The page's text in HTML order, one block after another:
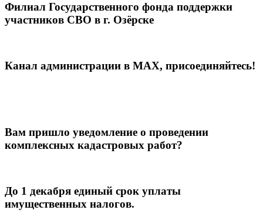
Филиал Государственного фонда поддержки
участников СВО в г. Озёрске
Канал администрации в МАХ, присоединяйтесь!
Вам пришло уведомление о проведении
комплексных кадастровых работ?
До 1 декабря единый срок уплаты
имущественных налогов.